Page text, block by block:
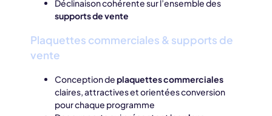
Déclinaison cohérente sur l’ensemble des
supports de vente
Plaquettes commerciales & supports de
vente
Conception deplaquettes commerciales
claires, attractives et orientées conversion
pour chaque programme